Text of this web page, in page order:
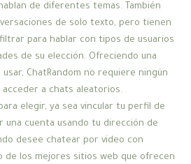
de diferentes temas. También
de solo texto, pero tienen
para hablar con tipos de usuarios
de su elección. Ofreciendo una
ChatRandom no requiere ningún
a chats aleatorios.
elegir, ya sea vincular tu perfil de
una cuenta usando tu dirección de
desee chatear por video con
de los mejores sitios web que ofrecen